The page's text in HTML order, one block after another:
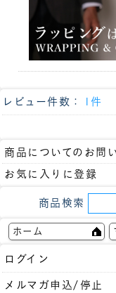
レビュー件数： 1件
商品についてのお問
お気に入りに登録
商品検索
ホーム
ログイン
メルマガ申込/停止